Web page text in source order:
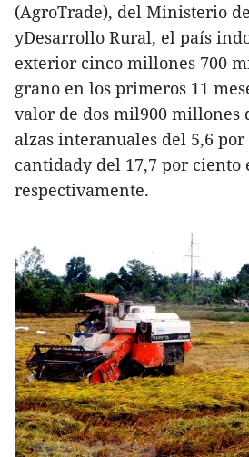
(AgroTrade), del Ministerio
yDesarrollo Rural, el país
exterior cinco millones 700
grano en los primeros 11
valor de dos mil900 millones
alzas interanuales del 5,6
cantidady del 17,7 por ciento
respectivamente.